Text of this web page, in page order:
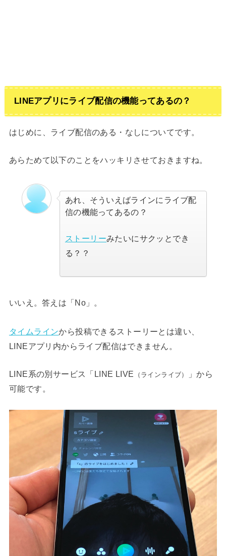
LINEアプリにライブ配信の機能ってあるの？
はじめに、ライブ配信のある・なしについてです。
あらためて以下のことをハッキリさせておきますね。
あれ、そういえばラインにライブ配
信の機能ってあるの？
ストーリーみたいにサクッとでき
る？？
いいえ。答えは「No」。
タイムラインから投稿できるストーリーとは違い、
LINEアプリ内からライブ配信はできません。
LINE系の別サービス「LINE LIVE （ラインライブ）
」から
可能です。